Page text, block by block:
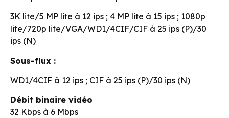
3K lite/5 MP lite à 12 ips ; 4 MP lite à 15 ips ; 1080p
lite/720p lite/VGA/WD1/4CIF/CIF à 25 ips (P)/30
ips (N)
Sous-flux :
WD1/4CIF à 12 ips ; CIF à 25 ips (P)/30 ips (N)
Débit binaire vidéo
32 Kbps à 6 Mbps